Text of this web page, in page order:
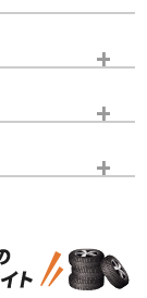
ますので、あら